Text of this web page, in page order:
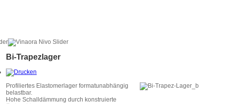
Bi-Trapezlager
Profiliertes Elastomerlager formatunabhängig
belastbar.
Hohe Schalldämmung durch konstruierte